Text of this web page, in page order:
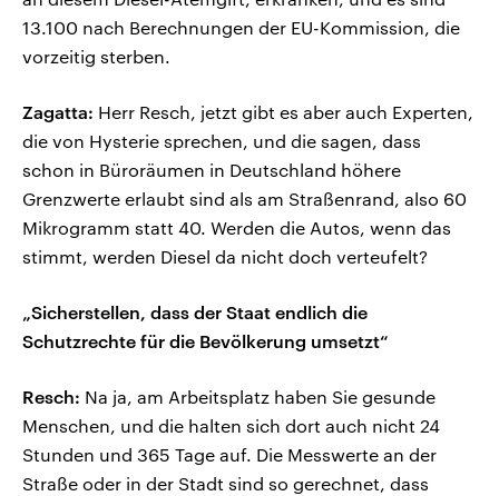
13.100 nach Berechnungen der EU-Kommission, die
vorzeitig sterben.
Zagatta: Herr Resch, jetzt gibt es aber auch Experten,
die von Hysterie sprechen, und die sagen, dass
schon in Büroräumen in Deutschland höhere
Grenzwerte erlaubt sind als am Straßenrand, also 60
Mikrogramm statt 40. Werden die Autos, wenn das
stimmt, werden Diesel da nicht doch verteufelt?
„Sicherstellen, dass der Staat endlich die
Schutzrechte für die Bevölkerung umsetzt“
Resch: Na ja, am Arbeitsplatz haben Sie gesunde
Menschen, und die halten sich dort auch nicht 24
Stunden und 365 Tage auf. Die Messwerte an der
Straße oder in der Stadt sind so gerechnet, dass